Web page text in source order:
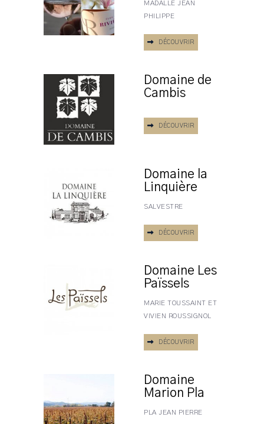
MADALLE JEAN
PHILIPPE
DÉCOUVRIR
Domaine de
Cambis
DÉCOUVRIR
Domaine la
Linquière
SALVESTRE
DÉCOUVRIR
Domaine Les
Païssels
MARIE TOUSSAINT ET
VIVIEN ROUSSIGNOL
DÉCOUVRIR
Domaine
Marion Pla
PLA JEAN PIERRE